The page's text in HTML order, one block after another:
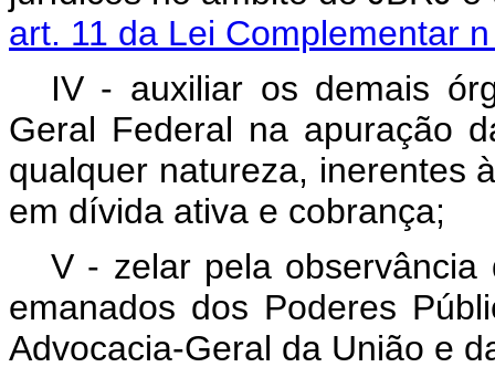
art. 11 da Lei Complementar
IV - auxiliar os demais
Geral Federal na apuração
qualquer natureza, inerentes
em dívida ativa e cobrança;
V - zelar pela
emanados dos Poderes
Advocacia-Geral da União e